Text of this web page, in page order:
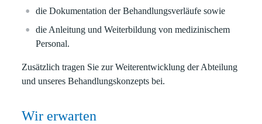
die Dokumentation der Behandlungsverläufe sowie
die Anleitung und Weiterbildung von medizinischem
Personal.
Zusätzlich tragen Sie zur Weiterentwicklung der Abteilung
und unseres Behandlungskonzepts bei.
Wir erwarten